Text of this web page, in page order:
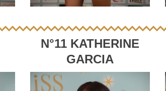
N°11 KATHERINE
GARCIA